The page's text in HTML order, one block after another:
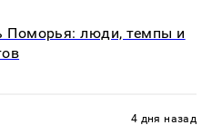
Поморья: люди, темпы и
4 дня назад